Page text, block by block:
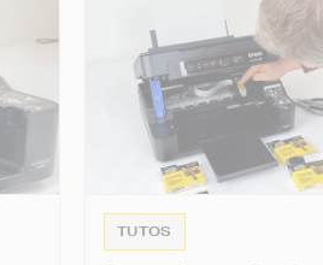
TUTOS